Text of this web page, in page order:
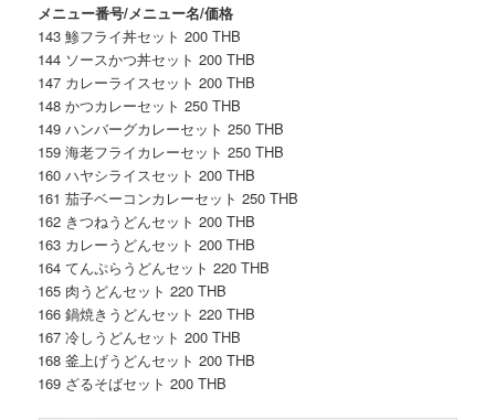
メニュー番号/メニュー名/価格
143 鯵フライ丼セット 200 THB
144 ソースかつ丼セット 200 THB
147 カレーライスセット 200 THB
148 かつカレーセット 250 THB
149 ハンバーグカレーセット 250 THB
159 海老フライカレーセット 250 THB
160 ハヤシライスセット 200 THB
161 茄子ベーコンカレーセット 250 THB
162 きつねうどんセット 200 THB
163 カレーうどんセット 200 THB
164 てんぷらうどんセット 220 THB
165 肉うどんセット 220 THB
166 鍋焼きうどんセット 220 THB
167 冷しうどんセット 200 THB
168 釜上げうどんセット 200 THB
169 ざるそばセット 200 THB